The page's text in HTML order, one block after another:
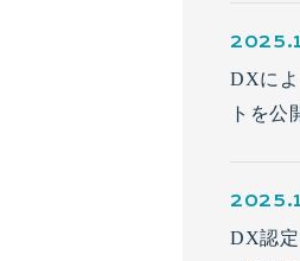
DXに
トを公
DX認